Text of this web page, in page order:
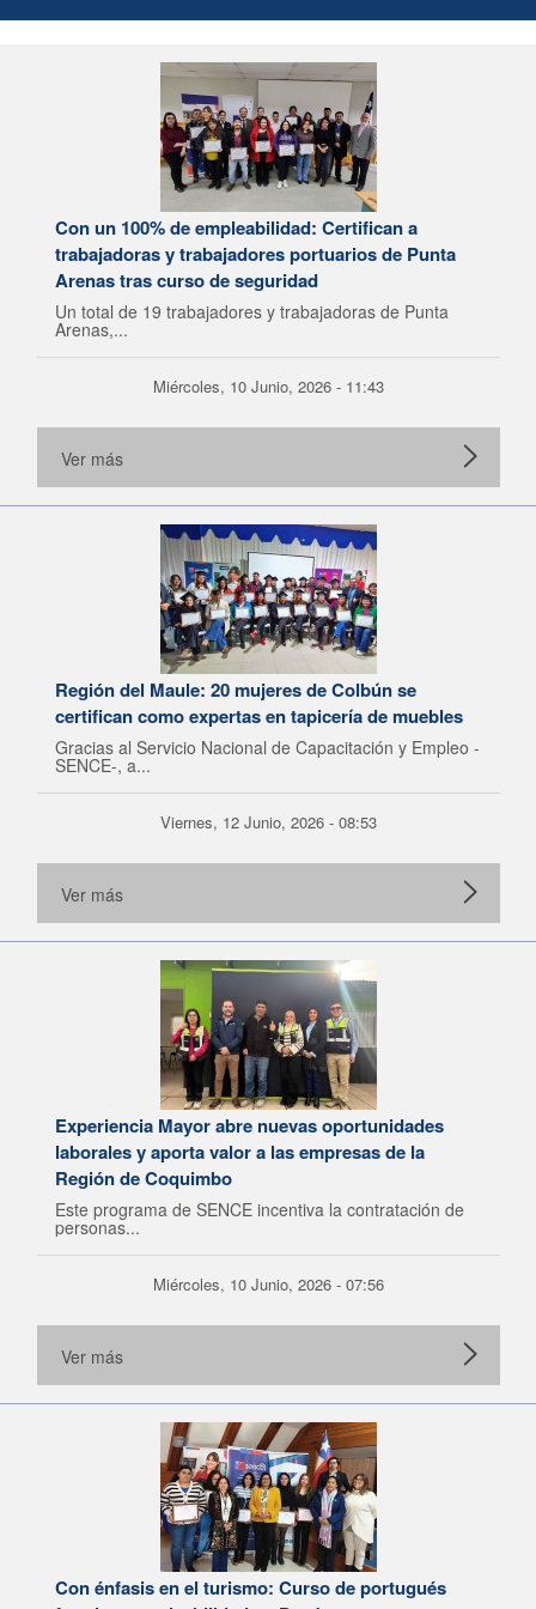
Con un 100% de empleabilidad: Certifican a
trabajadoras y trabajadores portuarios de Punta
Arenas tras curso de seguridad
Un total de 19 trabajadores y trabajadoras de Punta
Arenas,...
Miércoles, 10 Junio, 2026 - 11:43
Ver más
Región del Maule: 20 mujeres de Colbún se
certifican como expertas en tapicería de muebles
Gracias al Servicio Nacional de Capacitación y Empleo -
SENCE-, a...
Viernes, 12 Junio, 2026 - 08:53
Ver más
Experiencia Mayor abre nuevas oportunidades
laborales y aporta valor a las empresas de la
Región de Coquimbo
Este programa de SENCE incentiva la contratación de
personas...
Miércoles, 10 Junio, 2026 - 07:56
Ver más
Con énfasis en el turismo: Curso de portugués